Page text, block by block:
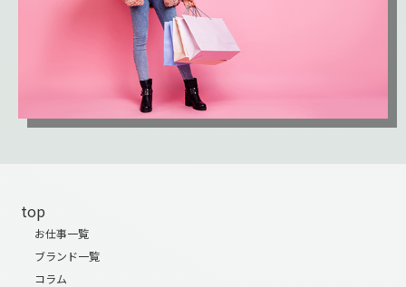
top
お仕事一覧
ブランド一覧
コラム